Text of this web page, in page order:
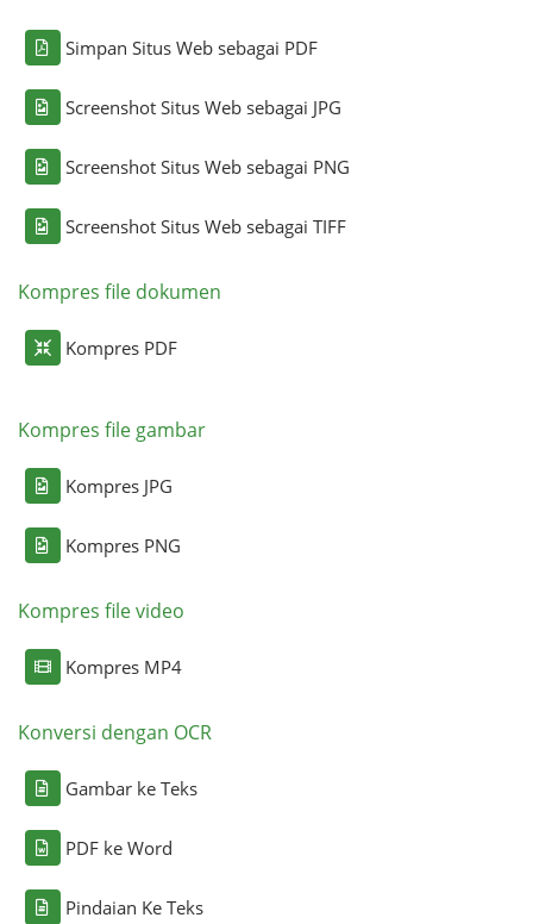
Simpan Situs Web sebagai PDF
Screenshot Situs Web sebagai JPG
Screenshot Situs Web sebagai PNG
Screenshot Situs Web sebagai TIFF
Kompres file dokumen
Kompres PDF
Kompres file gambar
Kompres JPG
Kompres PNG
Kompres file video
Kompres MP4
Konversi dengan OCR
Gambar ke Teks
PDF ke Word
Pindaian Ke Teks